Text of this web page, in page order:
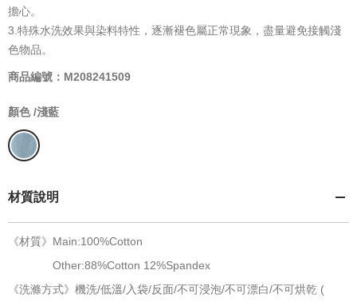
擔心。
3.特殊水洗效果與染料特性，逐漸褪色屬正常現象，盡量避免接觸淺
色物品。
商品編號：M208241509
顏色 /淺藍
材質說明
《材質》Main:100%Cotton
Other:88%Cotton 12%Spandex
《洗滌方式》機洗/低溫/入袋/反面/不可浸泡/不可漂白/不可烘乾 (